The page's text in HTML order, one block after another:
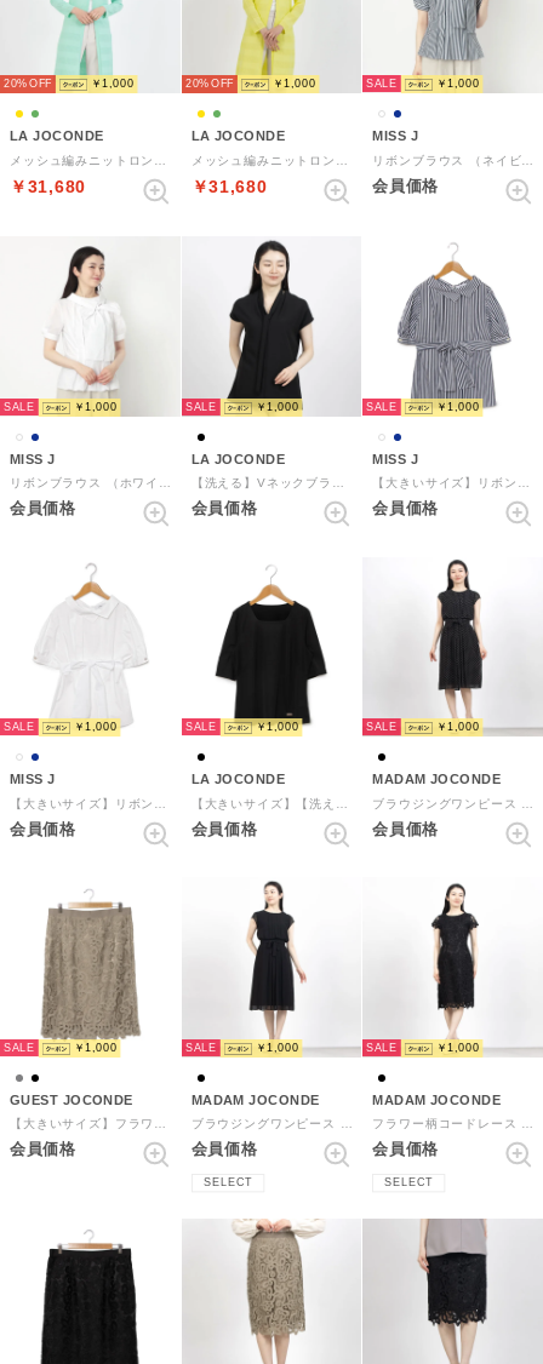
20% ￥1,000
LA JOCONDE
￥31,680
20% ￥1,000
LA JOCONDE
￥31,680
SALE ￥1,000
MISS J
会員価格
SALE ￥1,000
MISS J
会員価格
SALE ￥1,000
LA JOCONDE
会員価格
SALE ￥1,000
MISS J
会員価格
SALE ￥1,000
MISS J
会員価格
SALE ￥1,000
LA JOCONDE
会員価格
SALE ￥1,000
MADAM JOCONDE
会員価格
SALE ￥1,000
GUEST JOCONDE
【大きいサイズ】フラワーコードレース タイトスカート （グレー）
会員価格
SALE ￥1,000
MADAM JOCONDE
ブラウジングワンピース （ブラック(無地)）
会員価格
SELECT
SALE ￥1,000
MADAM JOCONDE
フラワー柄コードレース ワンピース （ブラック）
会員価格
SELECT